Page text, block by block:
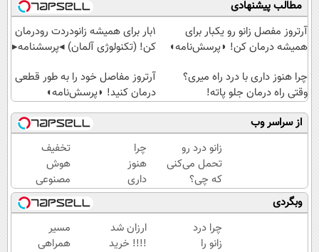
مطالب پیشنهادی
آرتروز مفصل زانو رو یکبار برای
همیشه درمان کن! ◗پرسش‌نامه◖
1بار برای همیشه زانودردت رودرمان
کن! (تکنولوژی آلمان) ◂پرسشنامه▸
چرا هنوز داری با درد راه میری؟
وقتی راه درمان جلو پاته!
آرتروز مفاصل خود را به طور قطعی
درمان کنید! ◗پرسش‌نامه◖
از سراسر وب
زانو درد رو
تحمل می‌کنی
که چی؟
راه‌حلش
همین‌جاست!
چرا
هنوز
داری
با درد
راه
میری؟
وقتی
تخفیف
هوش
مصنوعی
پرمیوم
میخوای
؟ثبت
نام کن
وبگردی
چرا درد
زانو را
ارزان شد
!!!! خرید
مسیر
همراهی